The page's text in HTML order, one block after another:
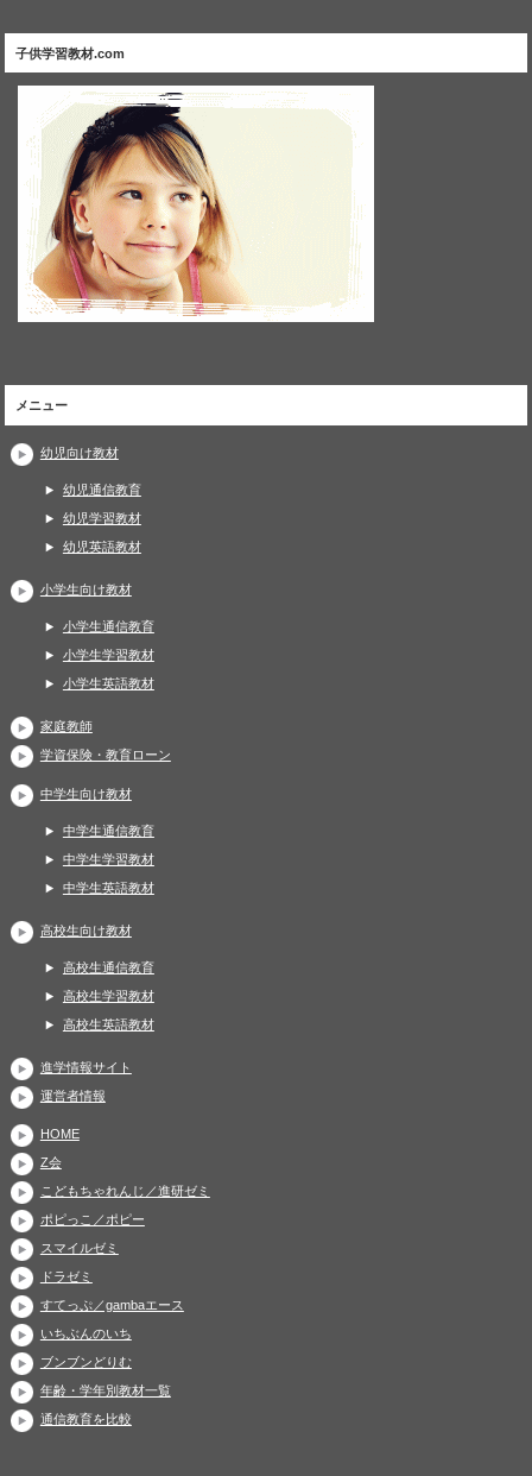
子供学習教材.com
メニュー
幼児向け教材
幼児通信教育
幼児学習教材
幼児英語教材
小学生向け教材
小学生通信教育
小学生学習教材
小学生英語教材
家庭教師
学資保険・教育ローン
中学生向け教材
中学生通信教育
中学生学習教材
中学生英語教材
高校生向け教材
高校生通信教育
高校生学習教材
高校生英語教材
進学情報サイト
運営者情報
HOME
Z会
こどもちゃれんじ／進研ゼミ
ポピっこ／ポピー
スマイルゼミ
ドラゼミ
すてっぷ／gambaエース
いちぶんのいち
ブンブンどりむ
年齢・学年別教材一覧
通信教育を比較